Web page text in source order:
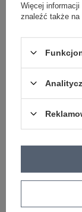
skład materiału :
Kod produktu
typ produktu
okazja
wzór
materiał
dominujący
pasie
Więcej
znaleźć także na